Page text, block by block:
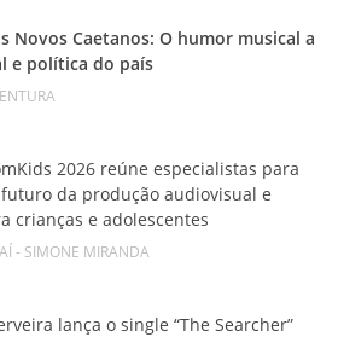
Novos Caetanos: O humor musical a
e política do país
2026 reúne especialistas para
da produção audiovisual e
crianças e adolescentes
- SIMONE MIRANDA
lança o single “The Searcher”